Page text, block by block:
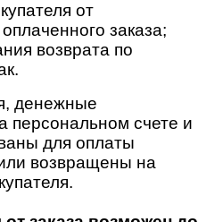
от
заказа;
возврата по
денежные
персональном счете и
для оплаты
возвращены на